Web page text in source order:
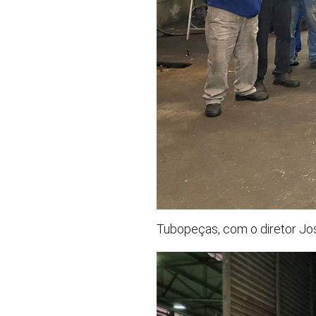
Tubopeças, com o diretor